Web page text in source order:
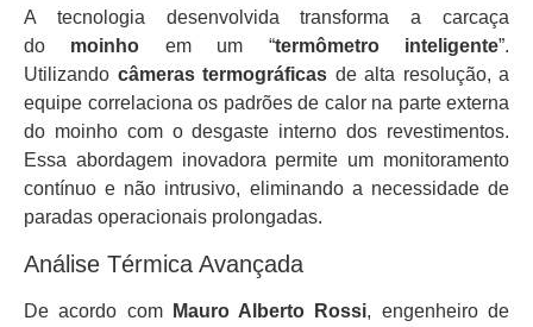
A tecnologia desenvolvida transforma a carcaça
do moinho em um “termômetro inteligente”.
Utilizando câmeras termográficas de alta resolução, a
equipe correlaciona os padrões de calor na parte externa
do moinho com o desgaste interno dos revestimentos.
Essa abordagem inovadora permite um monitoramento
contínuo e não intrusivo, eliminando a necessidade de
paradas operacionais prolongadas.
Análise Térmica Avançada
De acordo com Mauro Alberto Rossi, engenheiro de